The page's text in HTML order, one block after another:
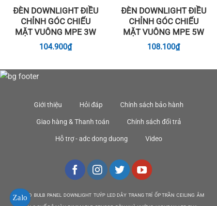
ĐÈN DOWNLIGHT ĐIỀU
CHỈNH GÓC CHIẾU
MẶT VUÔNG MPE 3W
104.900₫
ĐÈN DOWNLIGHT ĐIỀU
CHỈNH GÓC CHIẾU
MẶT VUÔNG MPE 5W
108.100₫
Giới thiệu Hỏi đáp Chính sách bảo hành
Giao hàng & Thanh toán Chính sách đổi trả
Hỗ trợ - adc dong duong Video
DEN LED BULB PANEL DOWNLIGHT TUÝP LED DÂY TRANG TRÍ ỐP TRẦN CEILING ÂM
Zalo